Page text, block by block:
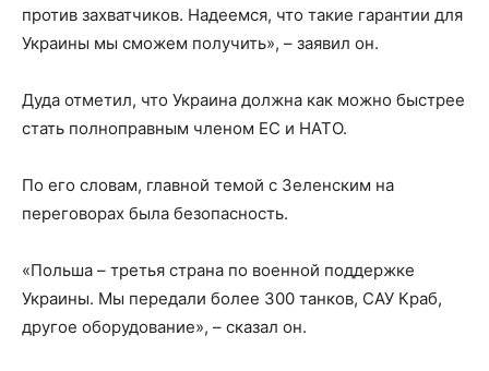
против захватчиков. Надеемся, что такие гарантии для
Украины мы сможем получить», – заявил он.
Дуда отметил, что Украина должна как можно быстрее
стать полноправным членом ЕС и НАТО.
По его словам, главной темой с Зеленским на
переговорах была безопасность.
«Польша – третья страна по военной поддержке
Украины. Мы передали более 300 танков, САУ Краб,
другое оборудование», – сказал он.